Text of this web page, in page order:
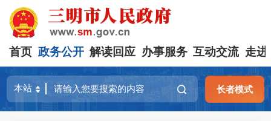
首页 政务公开 解读回应 办事服务 互动交流 走进
长者模式